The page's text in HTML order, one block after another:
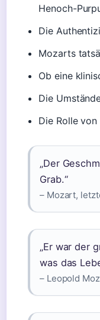
Henoch-
Die
Mozarts
Ob eine
Die
Die Rolle
„Der
Grab.“
– Mozart,
„Er war der
was das
– Leopold